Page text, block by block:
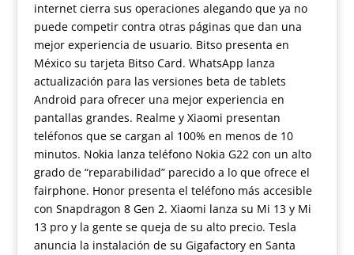
internet cierra sus operaciones alegando que ya no
puede competir contra otras páginas que dan una
mejor experiencia de usuario. Bitso presenta en
México su tarjeta Bitso Card. WhatsApp lanza
actualización para las versiones beta de tablets
Android para ofrecer una mejor experiencia en
pantallas grandes. Realme y Xiaomi presentan
teléfonos que se cargan al 100% en menos de 10
minutos. Nokia lanza teléfono Nokia G22 con un alto
grado de “reparabilidad” parecido a lo que ofrece el
fairphone. Honor presenta el teléfono más accesible
con Snapdragon 8 Gen 2. Xiaomi lanza su Mi 13 y Mi
13 pro y la gente se queja de su alto precio. Tesla
anuncia la instalación de su Gigafactory en Santa